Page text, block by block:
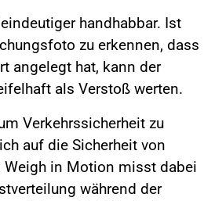
handhabbar. Ist
zu erkennen, dass
angelegt hat, kann der
als Verstoß werten.
Verkehrssicherheit zu
auf die Sicherheit von
Weigh in Motion misst dabei
während der